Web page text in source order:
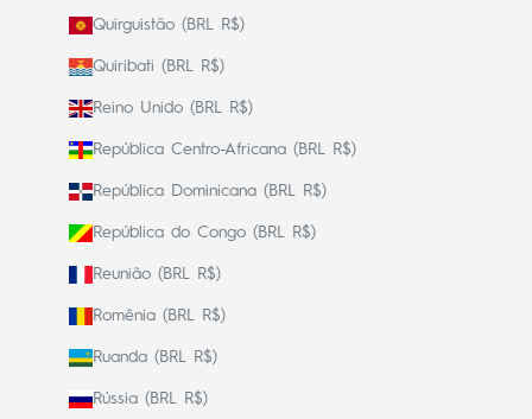
Quirguistão (BRL R$)
Quiribati (BRL R$)
Reino Unido (BRL R$)
República Centro-Africana (BRL R$)
República Dominicana (BRL R$)
República do Congo (BRL R$)
Reunião (BRL R$)
Romênia (BRL R$)
Ruanda (BRL R$)
Rússia (BRL R$)